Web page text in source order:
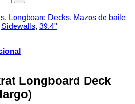
, Longboard Decks, Mazos de baile
Sidewalls, 39.4"
Longboard Deck